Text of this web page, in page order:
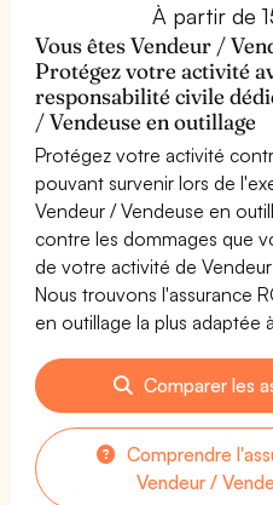
À partir de
Vous êtes Vendeur /
Protégez votre activité
responsabilité civile
/ Vendeuse en outillage
Protégez votre activité
pouvant survenir lors de
Vendeur / Vendeuse en
contre les dommages que
de votre activité de
Nous trouvons l'assurance
en outillage la plus adaptée
Comparer les
Comprendre
Vendeur /